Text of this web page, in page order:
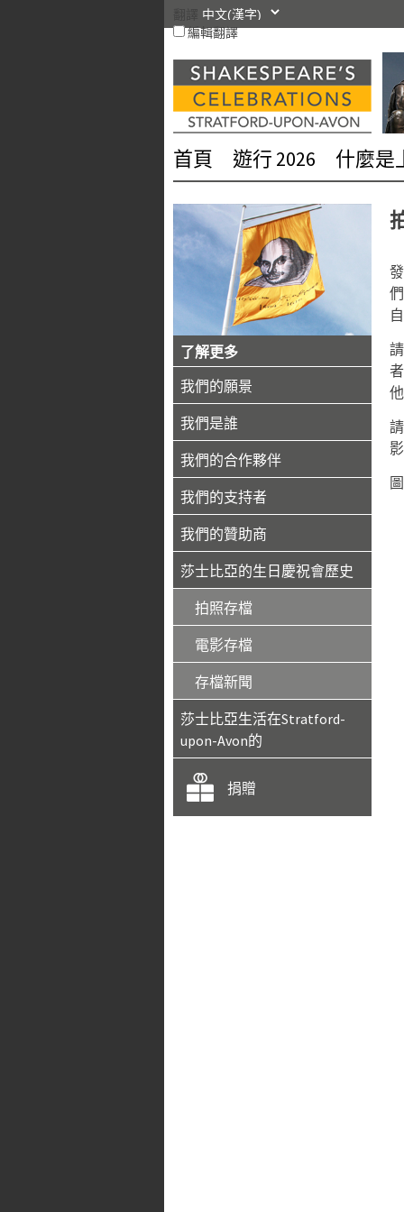
編輯翻譯
首頁 遊行 2026 什麼是
了解更多
我們的願景
我們是誰
我們的合作夥伴
我們的支持者
我們的贊助商
莎士比亞的生日慶祝會歷史
拍照存檔
電影存檔
存檔新聞
莎士比亞生活在Stratford-
upon-Avon的
捐贈